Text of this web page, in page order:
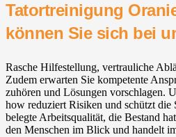
Tatortreinigung
können Sie sich bei
Rasche Hilfestellung, vertrauliche
Zudem erwarten Sie kompetente
zuhören und Lösungen vorschlagen.
how reduziert Risiken und schützt die
belegte Arbeitsqualität, die Bestand
den Menschen im Blick und handelt